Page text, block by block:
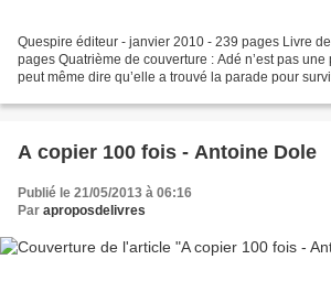
Quespire éditeur - janvier 2010 - 239 pages Livre
pages Quatrième de couverture : Adé n’est pas
peut même dire qu’elle a trouvé la parade pour
A copier 100 fois - Antoine Dole
Publié le 21/05/2013 à 06:16
Par aproposdelivres